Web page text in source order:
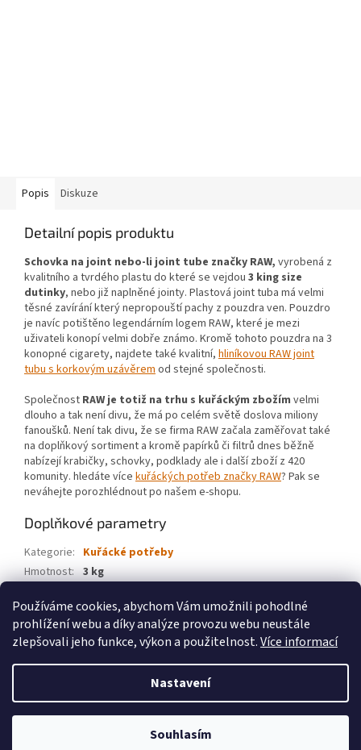
Používáme cookies, abychom Vám umožnili pohodlné
prohlížení webu a díky analýze provozu webu neustále
zlepšovali jeho funkce, výkon a použitelnost.Více informací
Nastavení
Souhlasím
Popis Diskuze
Detailní popis produktu
Schovka na joint nebo-li joint tube značky RAW, vyrobená z
kvalitního a tvrdého plastu do které se vejdou 3 king size
dutinky, nebo již naplněné jointy. Plastová joint tuba má velmi
těsné zavírání který nepropouští pachy z pouzdra ven. Pouzdro
je navíc potištěno legendárním logem RAW, které je mezi
uživateli konopí velmi dobře známo. Kromě tohoto pouzdra na 3
konopné cigarety, najdete také kvalitní, hliníkovou RAW joint
tubu s korkovým uzávěrem od stejné společnosti.
Společnost RAW je totiž na trhu s kuřáckým zbožím velmi
dlouho a tak není divu, že má po celém světě doslova miliony
fanoušků. Není tak divu, že se firma RAW začala zaměřovat také
na doplňkový sortiment a kromě papírků či filtrů dnes běžně
nabízejí krabičky, schovky, podklady ale i další zboží z 420
komunity. hledáte více kuřáckých potřeb značky RAW? Pak se
neváhejte porozhlédnout po našem e-shopu.
Doplňkové parametry
Kategorie: Kuřácké potřeby
Hmotnost: 3 kg
Vytvořil Shoptet
Copyright 2026Velkoobchod weedshop.cz. Všechna práva
vyhrazena.